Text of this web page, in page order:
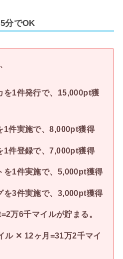
分でOK
を1件発行で、15,000pt獲
1件実施で、8,000pt獲得
1件登録で、7,000pt獲得
を1件実施で、5,000pt獲得
を3件実施で、3,000pt獲得
万6千マイルが貯まる。
ル ✕ 12ヶ月=31万2千マイ